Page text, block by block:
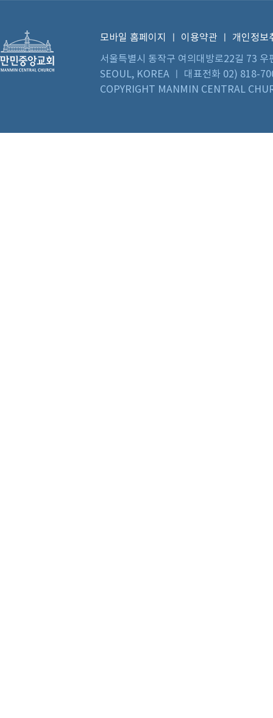
모바일 홈페이지 이용약관
개인정보
서울특별시 동작구 여의대방로22길 73
SEOUL, KOREA ㅣ 대표전화 02) 818-
COPYRIGHT MANMIN CENTRAL